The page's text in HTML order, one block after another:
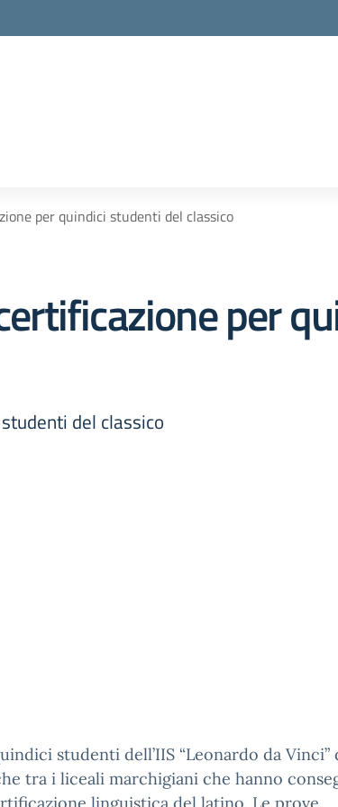
per quindici studenti del classico
per
del classico
studenti dell’IIS “Leonardo da Vinci”
tra i liceali marchigiani che hanno